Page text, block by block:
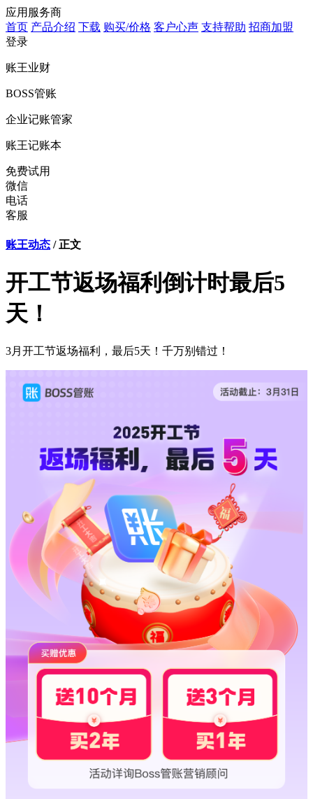
应用服务商
首页 产品介绍 下载 购买/价格 客户心声 支持帮助 招商加盟
登录
账王业财
BOSS管账
企业记账管家
账王记账本
免费试用
微信
电话
客服
账王动态 / 正文
开工节返场福利倒计时最后5
天！
3月开工节返场福利，最后5天！千万别错过！